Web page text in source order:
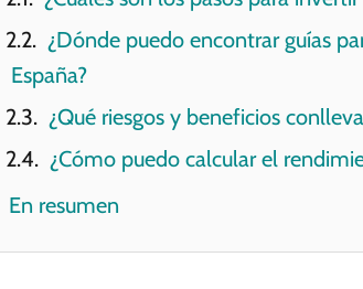
¿Dónde puedo encontrar guías
España?
¿Qué riesgos y beneficios
¿Cómo puedo calcular el
En resumen